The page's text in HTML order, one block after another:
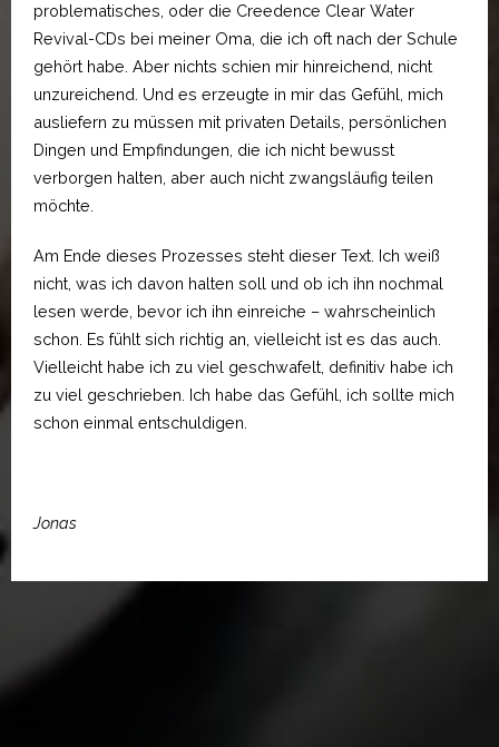
problematisches, oder die Creedence Clear Water
Revival-CDs bei meiner Oma, die ich oft nach der Schule
gehört habe. Aber nichts schien mir hinreichend, nicht
unzureichend. Und es erzeugte in mir das Gefühl, mich
ausliefern zu müssen mit privaten Details, persönlichen
Dingen und Empfindungen, die ich nicht bewusst
verborgen halten, aber auch nicht zwangsläufig teilen
möchte.
Am Ende dieses Prozesses steht dieser Text. Ich weiß
nicht, was ich davon halten soll und ob ich ihn nochmal
lesen werde, bevor ich ihn einreiche – wahrscheinlich
schon. Es fühlt sich richtig an, vielleicht ist es das auch.
Vielleicht habe ich zu viel geschwafelt, definitiv habe ich
zu viel geschrieben. Ich habe das Gefühl, ich sollte mich
schon einmal entschuldigen.
Jonas